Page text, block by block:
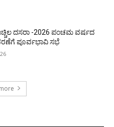
ದಸರಾ -2026 ಪಂಚಮ ವರ್ಷದ
ಪೂರ್ವಭಾವಿ ಸಭೆ